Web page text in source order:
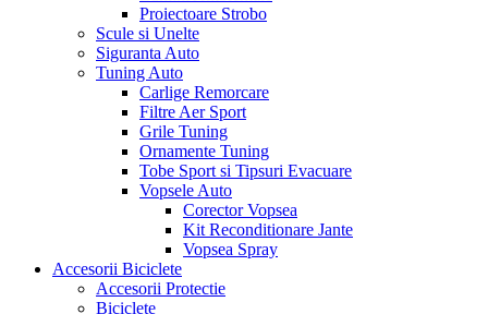
Proiectoare Strobo
Scule si Unelte
Siguranta Auto
Tuning Auto
Carlige Remorcare
Filtre Aer Sport
Grile Tuning
Ornamente Tuning
Tobe Sport si Tipsuri Evacuare
Vopsele Auto
Corector Vopsea
Kit Reconditionare Jante
Vopsea Spray
Accesorii Biciclete
Accesorii Protectie
Biciclete